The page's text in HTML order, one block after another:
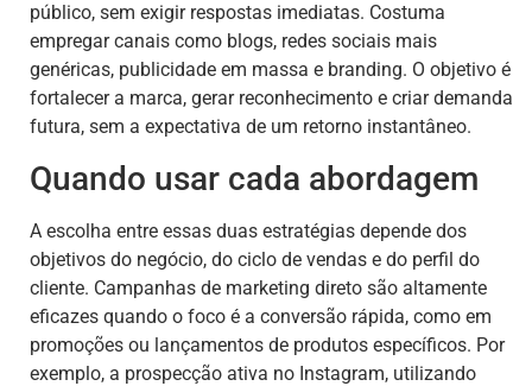
público, sem exigir respostas imediatas. Costuma
empregar canais como blogs, redes sociais mais
genéricas, publicidade em massa e branding. O objetivo é
fortalecer a marca, gerar reconhecimento e criar demanda
futura, sem a expectativa de um retorno instantâneo.
Quando usar cada abordagem
A escolha entre essas duas estratégias depende dos
objetivos do negócio, do ciclo de vendas e do perfil do
cliente. Campanhas de marketing direto são altamente
eficazes quando o foco é a conversão rápida, como em
promoções ou lançamentos de produtos específicos. Por
exemplo, a prospecção ativa no Instagram, utilizando